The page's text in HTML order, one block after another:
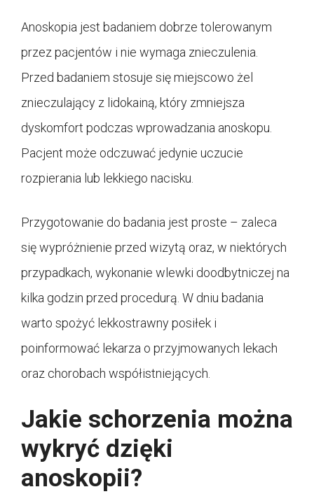
Anoskopia jest badaniem dobrze tolerowanym
przez pacjentów i nie wymaga znieczulenia.
Przed badaniem stosuje się miejscowo żel
znieczulający z lidokainą, który zmniejsza
dyskomfort podczas wprowadzania anoskopu.
Pacjent może odczuwać jedynie uczucie
rozpierania lub lekkiego nacisku.
Przygotowanie do badania jest proste – zaleca
się wypróżnienie przed wizytą oraz, w niektórych
przypadkach, wykonanie wlewki doodbytniczej na
kilka godzin przed procedurą. W dniu badania
warto spożyć lekkostrawny posiłek i
poinformować lekarza o przyjmowanych lekach
oraz chorobach współistniejących.
Jakie schorzenia można
wykryć dzięki
anoskopii?